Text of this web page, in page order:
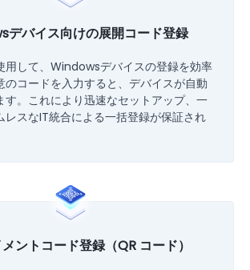
デバイス向けの展開コード登録
用して、Windowsデバイスの登録を効率
のコードを入力すると、デバイスが自動
す。これにより迅速なセットアップ、一
レスなIT統合による一括登録が保証され
ントコード登録（QR コード）